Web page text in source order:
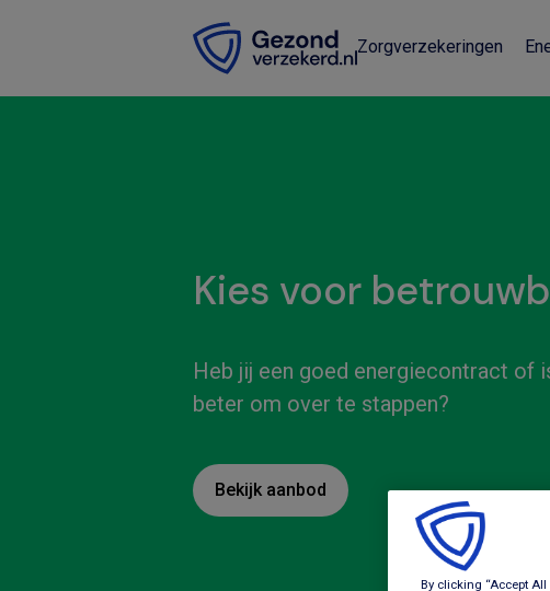
Zorgverzekeringen
Kies voor
Heb jij een goed energiecontract of
beter om over te stappen?
Bekijk aanbod
By clicking “Accept